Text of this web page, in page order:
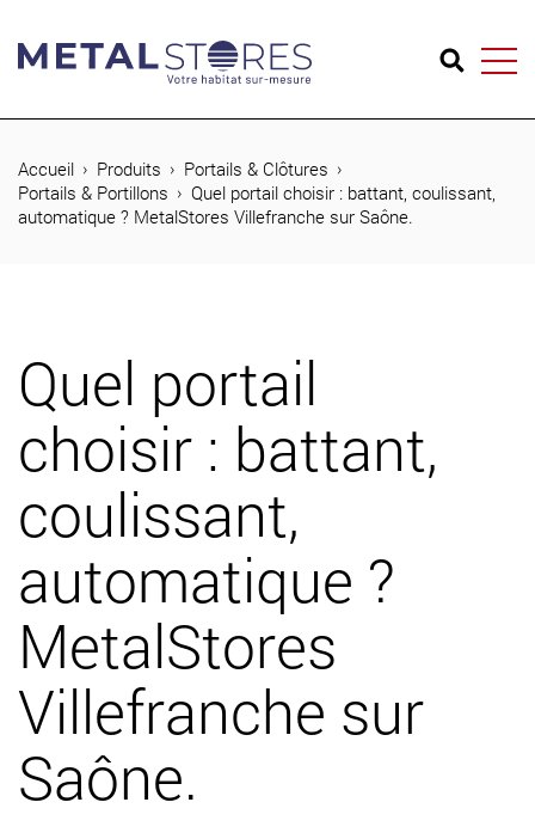
04 74 65 26 73
Métal Stores
Journal
Contact
Accueil Produits
Portails & Clôtures
Portails & Portillons
Quel portail choisir : battant, coulissant,
automatique ? MetalStores Villefranche sur Saône.
Quel portail
choisir : battant,
coulissant,
automatique ?
MetalStores
Villefranche sur
Saône.